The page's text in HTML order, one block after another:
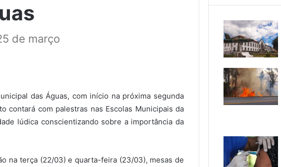
de março
das Águas, com início na próxima segunda
contará com palestras nas Escolas Municipais da
lúdica conscientizando sobre a importância da
na terça (22/03) e quarta-feira (23/03), mesas de